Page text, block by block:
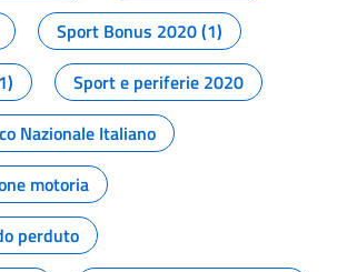
Sport Bonus 2020 (1)
Sport e periferie 2020
Nazionale Italiano
motoria
perduto